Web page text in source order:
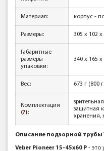
Материал: корпус -
Размеры: 305 x 102
Габаритные
размеры
упаковки:
340 х 165
Вес: 673 г (800
Комплектация
(?):
защитная
хранения,
Описание подзорной трубы
Veber Pioneer 15-45x60 Р - это